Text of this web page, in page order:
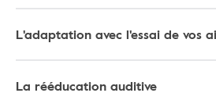
L'adaptation avec l'essai de vos
La rééducation auditive